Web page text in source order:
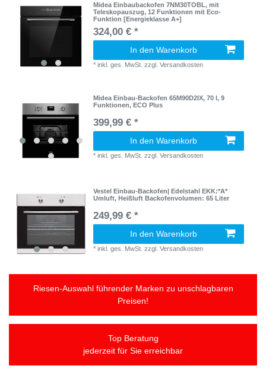
Midea Einbaubackofen 7NM30TOBL, mit
Teleskopauszug, 12 Funktionen mit Eco-
Funktion [Energieklasse A+]
324,00 € *
In den Warenkorb
*inkl. ges. MwSt. zzgl.Versandkosten
Midea Einbau-Backofen 65M90D2IX, 70 l, 9
Funktionen, ECO Plus
399,99 € *
In den Warenkorb
*inkl. ges. MwSt. zzgl.Versandkosten
Vestel Einbau-Backofen| Edelstahl EKK:*A*
Umluft, Heißluft Backofenvolumen: 65 Liter
249,99 € *
In den Warenkorb
*inkl. ges. MwSt. zzgl.Versandkosten
Riesen-Auswahl führender Marken zu unschlagbaren
Preisen!
Top Beratung
jederzeit für Sie erreichbar